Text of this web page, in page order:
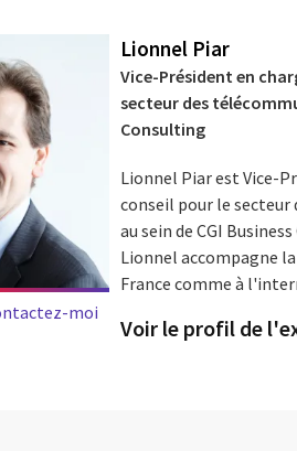
moi
Lionnel Piar
Vice-Président en
secteur des
Consulting
Lionnel Piar est Vice-
conseil pour le
au sein de CGI
Lionnel accompagne
France comme à
Voir le profil de